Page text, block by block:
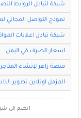
شبكة لتبادل الروابط
نموذج التواصل المجاني
شبكة تبادل اعلانات
اسعار الصرف في اليمن
منصة زاهر لإنشاء المتاجر
المزمل اونلاين تطوير
انضم الى